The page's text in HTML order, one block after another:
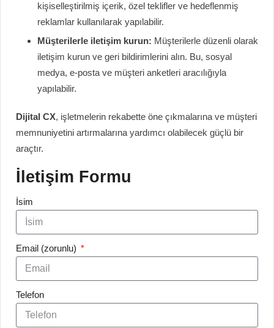
kişiselleştirilmiş içerik, özel teklifler ve hedeflenmiş
reklamlar kullanılarak yapılabilir.
Müşterilerle iletişim kurun: Müşterilerle düzenli olarak
iletişim kurun ve geri bildirimlerini alın. Bu, sosyal
medya, e-posta ve müşteri anketleri aracılığıyla
yapılabilir.
Dijital CX, işletmelerin rekabette öne çıkmalarına ve müşteri
memnuniyetini artırmalarına yardımcı olabilecek güçlü bir
araçtır.
İletişim Formu
İsim
Email (zorunlu)
Telefon